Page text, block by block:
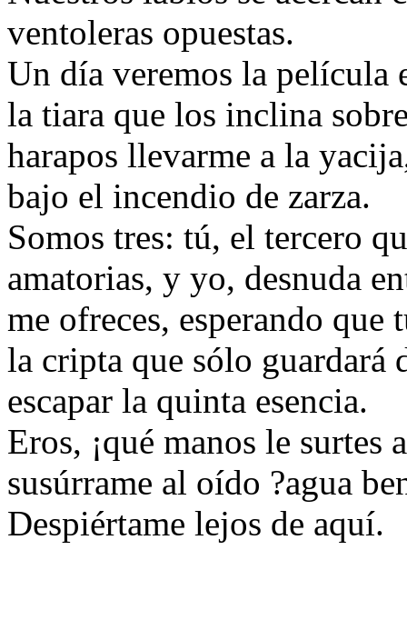
ventoleras opuestas.
Un día veremos la película
la tiara que los inclina
harapos llevarme a la
bajo el incendio de zarza.
Somos tres: tú, el tercero
amatorias, y yo, desnuda
me ofreces, esperando que
la cripta que sólo guardará
escapar la quinta esencia.
Eros, ¡qué manos le surtes
susúrrame al oído ?agua
Despiértame lejos de aquí.